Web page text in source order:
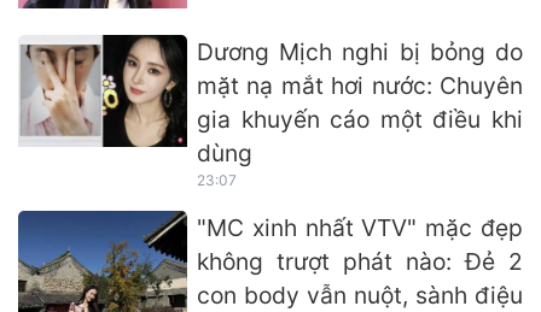
Dương Mịch nghi bị bỏng do
mặt nạ mắt hơi nước: Chuyên
gia khuyến cáo một điều khi
dùng
23:07
"MC xinh nhất VTV" mặc đẹp
không trượt phát nào: Đẻ 2
con body vẫn nuột, sành điệu